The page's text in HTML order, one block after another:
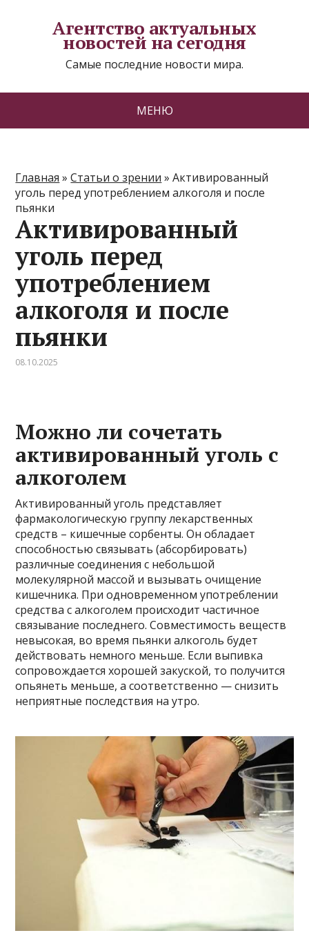
Агентство актуальных
новостей на сегодня
Самые последние новости мира.
МЕНЮ
Главная »Статьи о зрении »Активированный
уголь перед употреблением алкоголя и после
пьянки
Активированный
уголь перед
употреблением
алкоголя и после
пьянки
08.10.2025
Можно ли сочетать
активированный уголь с
алкоголем
Активированный уголь представляет
фармакологическую группу лекарственных
средств – кишечные сорбенты. Он обладает
способностью связывать (абсорбировать)
различные соединения с небольшой
молекулярной массой и вызывать очищение
кишечника. При одновременном употреблении
средства с алкоголем происходит частичное
связывание последнего. Совместимость веществ
невысокая, во время пьянки алкоголь будет
действовать немного меньше. Если выпивка
сопровождается хорошей закуской, то получится
опьянеть меньше, а соответственно — снизить
неприятные последствия на утро.